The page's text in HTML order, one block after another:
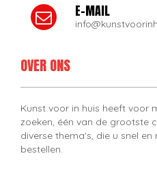
E-MAIL
OVER ONS
Kunst voor in huis heeft voor
zoeken, één van de grootste
diverse thema's, die u snel
bestellen.